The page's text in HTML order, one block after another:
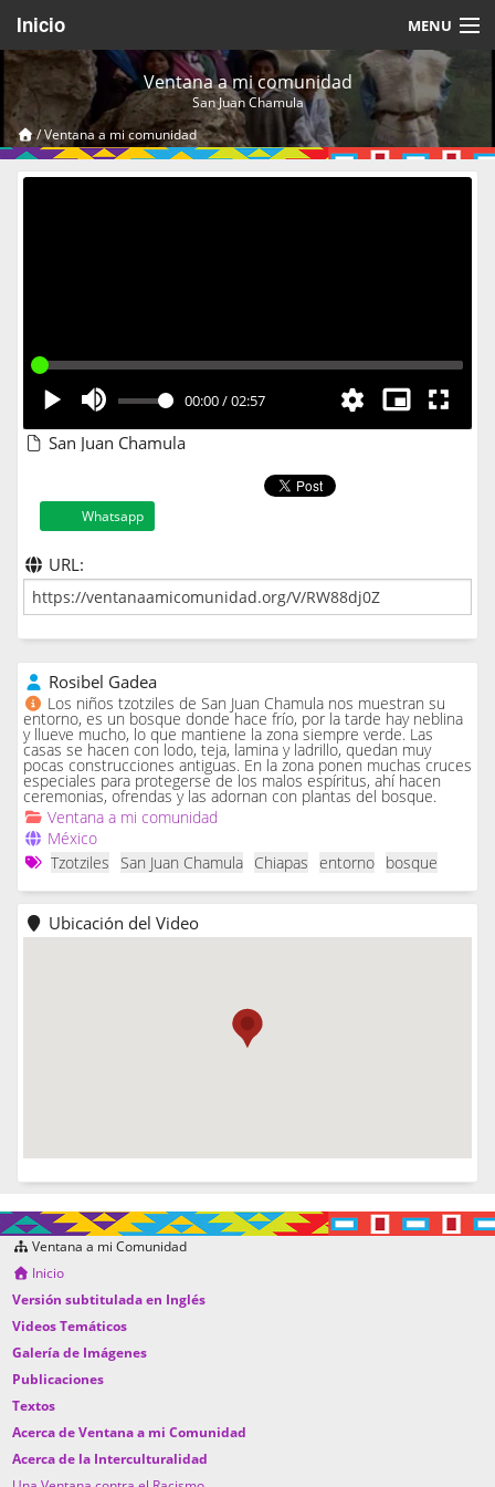
Inicio MENU
Acerca de
Videos Temáticos
Cerrar Sesión
Ventana a mi comunidad
San Juan Chamula
/Ventana a mi comunidad
00:00/02:57
San Juan Chamula
Whatsapp
URL:
Rosibel Gadea
Los niños tzotziles de San Juan Chamula nos muestran su
entorno, es un bosque donde hace frío, por la tarde hay neblina
y llueve mucho, lo que mantiene la zona siempre verde. Las
casas se hacen con lodo, teja, lamina y ladrillo, quedan muy
pocas construcciones antiguas. En la zona ponen muchas cruces
especiales para protegerse de los malos espíritus, ahí hacen
ceremonias, ofrendas y las adornan con plantas del bosque.
Ventana a mi comunidad
México
Tzotziles
San Juan Chamula Chiapas entorno bosque
Ubicación del Video
Ventana a mi Comunidad
Inicio
Versión subtitulada en Inglés
Videos Temáticos
Galería de Imágenes
Publicaciones
Textos
Acerca de Ventana a mi Comunidad
Acerca de la Interculturalidad